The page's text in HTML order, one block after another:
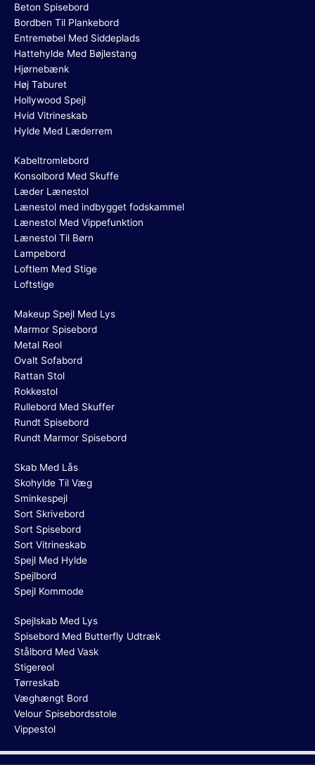
Beton Spisebord
Bordben Til Plankebord
Entremøbel Med Siddeplads
Hattehylde Med Bøjlestang
Hjørnebænk
Høj Taburet
Hollywood Spejl
Hvid Vitrineskab
Hylde Med Læderrem
Kabeltromlebord
Konsolbord Med Skuffe
Læder Lænestol
Lænestol med indbygget fodskammel
Lænestol Med Vippefunktion
Lænestol Til Børn
Lampebord
Loftlem Med Stige
Loftstige
Makeup Spejl Med Lys
Marmor Spisebord
Metal Reol
Ovalt Sofabord
Rattan Stol
Rokkestol
Rullebord Med Skuffer
Rundt Spisebord
Rundt Marmor Spisebord
Skab Med Lås
Skohylde Til Væg
Sminkespejl
Sort Skrivebord
Sort Spisebord
Sort Vitrineskab
Spejl Med Hylde
Spejlbord
Spejl Kommode
Spejlskab Med Lys
Spisebord Med Butterfly Udtræk
Stålbord Med Vask
Stigereol
Tørreskab
Væghængt Bord
Velour Spisebordsstole
Vippestol